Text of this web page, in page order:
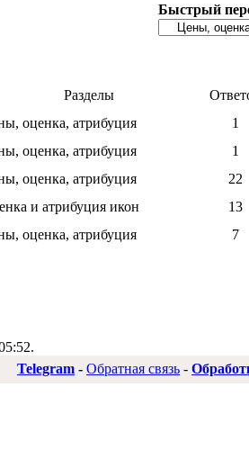
Быстрый
Разделы
оценка, атрибуция 1
оценка, атрибуция 1
оценка, атрибуция 22
и атрибуция икон 13
оценка, атрибуция 7
.
Telegram - Обратная связь -